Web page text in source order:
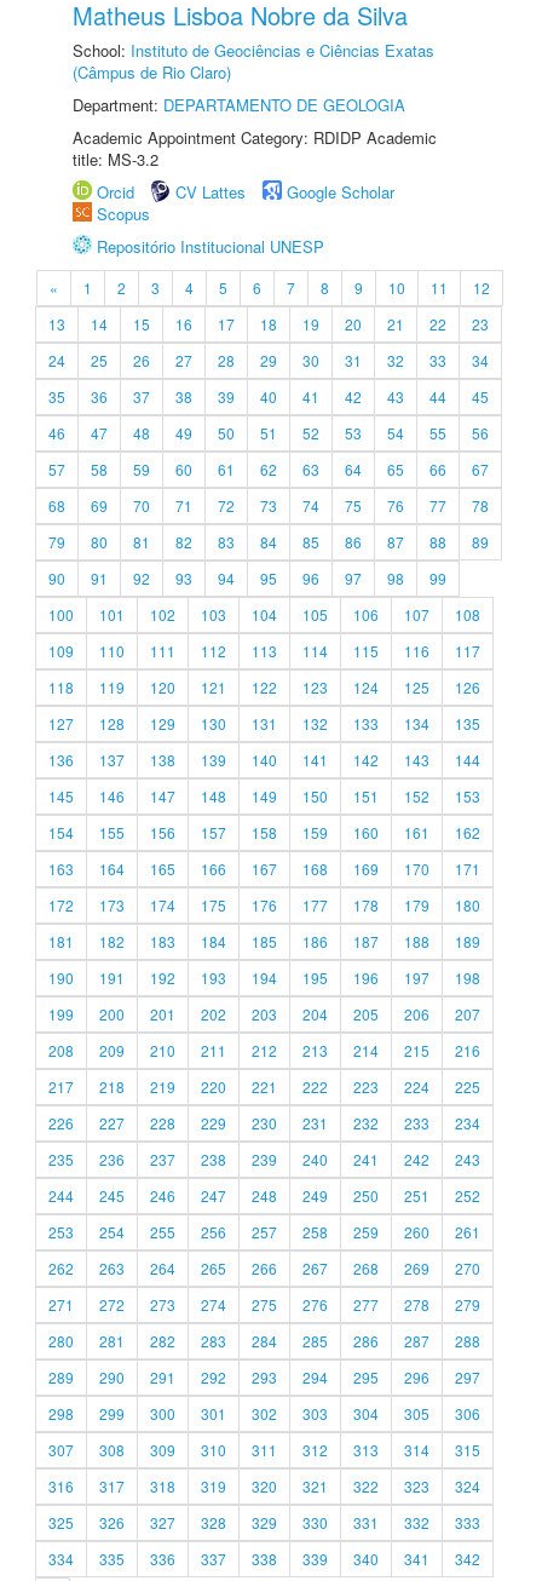
Matheus Lisboa Nobre da Silva
School: Instituto de Geociências e Ciências Exatas
(Câmpus de Rio Claro)
Department: DEPARTAMENTO DE GEOLOGIA
Academic Appointment Category: RDIDP Academic
title: MS-3.2
Orcid
CV Lattes
Google Scholar
Scopus
Repositório Institucional UNESP
« 1 2 3 4 5 6 7 8 9 10 11
12
13
14 15 16 17 18 19 20 21 22
23
24
25 26 27 28 29 30 31 32 33
34
35
36 37 38 39 40 41 42 43 44
45
46
47 48 49 50 51 52 53 54 55
56
57
58 59 60 61 62 63 64 65 66
67
68
69 70 71 72 73 74 75 76 77
78
79
80 81 82 83 84 85 86 87 88
89
90
91 92 93 94 95 96 97 98
99
100
101 102 103 104 105 106 107
108
109
110 111 112 113 114 115 116
117
118
119 120 121 122 123 124 125
126
127
128 129 130 131 132 133 134
135
136
137 138 139 140 141 142 143
144
145
146 147 148 149 150 151 152
153
154
155 156 157 158 159 160 161
162
163
164 165 166 167 168 169 170
171
172
173 174 175 176 177 178 179
180
181
182 183 184 185 186 187 188
189
190
191 192 193 194 195 196 197
198
199
200 201 202 203 204 205 206
207
208
209 210 211 212 213 214 215
216
217
218 219 220 221 222 223 224
225
226
227 228 229 230 231 232 233
234
235
236 237 238 239 240 241 242
243
244
245 246 247 248 249 250 251
252
253
254 255 256 257 258 259 260
261
262
263 264 265 266 267 268 269
270
271
272 273 274 275 276 277 278
279
280
281 282 283 284 285 286 287
288
289
290 291 292 293 294 295 296
297
298
299 300 301 302 303 304 305
306
307
308 309 310 311 312 313 314
315
316
317 318 319 320 321 322 323
324
325
326 327 328 329 330 331 332
333
334
335 336 337 338 339 340 341 342